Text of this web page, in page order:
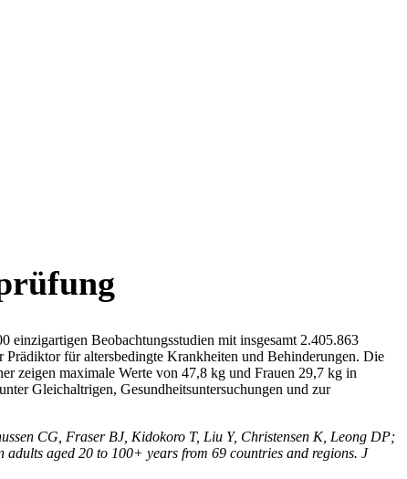
einzigartigen Beobachtungsstudien mit insgesamt 2.405.863
für altersbedingte Krankheiten und Behinderungen. Die
zeigen maximale Werte von 47,8 kg und Frauen 29,7 kg in
Gleichaltrigen, Gesundheitsuntersuchungen und zur
CG, Fraser BJ, Kidokoro T, Liu Y, Christensen K, Leong DP;
aged 20 to 100+ years from 69 countries and regions. J